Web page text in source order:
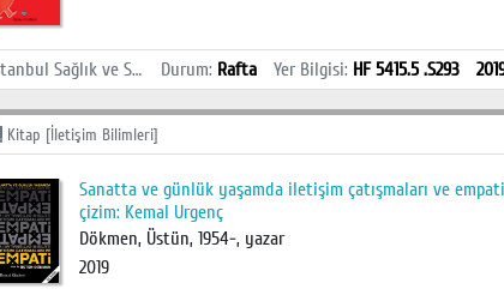
İstanbul Sağlık ve Sosyal Bilimler MYO Kütüphanesi Durum: Rafta Yer Bilgisi: HF 5415.5 .S293
Kitap [İletişim Bilimleri]
Sanatta ve günlük yaşamda iletişim çatışmaları ve
çizim: Kemal Urgenç
Dökmen, Üstün, 1954-, yazar
2019